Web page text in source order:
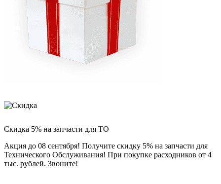
Скидка 5% на запчасти для ТО
Акция до 08 сентября! Получите скидку 5% на запчасти для
Технического Обслуживания! При покупке расходников от 4
тыс. рублей. Звоните!